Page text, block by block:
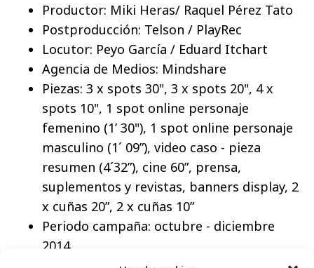
Productor: Miki Heras/ Raquel Pérez Tato
Postproducción: Telson / PlayRec
Locutor: Peyo García / Eduard Itchart
Agencia de Medios: Mindshare
Piezas: 3 x spots 30", 3 x spots 20", 4 x
spots 10", 1 spot online personaje
femenino (1’ 30"), 1 spot online personaje
masculino (1´ 09”), video caso - pieza
resumen (4´32”), cine 60”, prensa,
suplementos y revistas, banners display, 2
x cuñas 20”, 2 x cuñas 10”
Periodo campaña: octubre - diciembre
2014